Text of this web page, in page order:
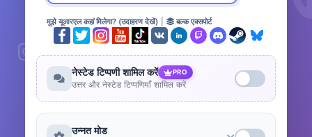
मुझे यूआरएल कहां मिलेगा? (उदाहरण देखें) बल्क एक्सपोर्ट
नेस्टेड टिप्पणी शामिल करें PRO
उत्तर और नेस्टेड टिप्पणियाँ शामिल करें
उन्नत मोड